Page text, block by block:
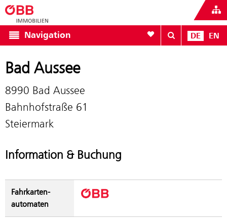
Navigation Zur Favoritenliste
DE EN
Bad Aussee
8990 Bad Aussee
Bahnhofstraße 61
Steiermark
Information & Buchung
Fahrkarten­
automaten